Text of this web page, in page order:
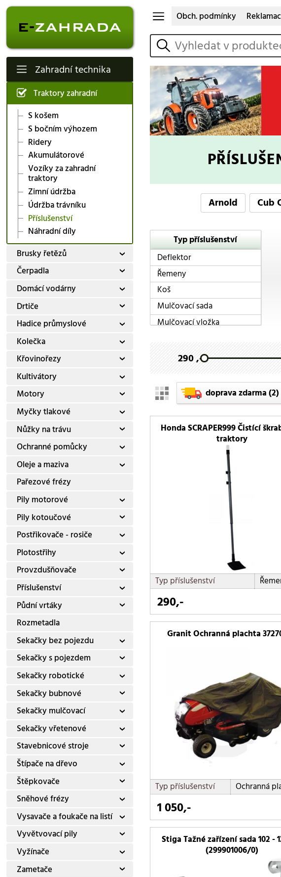
Zahradní technika
Traktory zahradní
S košem
S bočním výhozem
Ridery
Akumulátorové
Vozíky za zahradní
traktory
Zimní údržba
Údržba trávníku
Příslušenství
Náhradní díly
Brusky řetězů
Čerpadla
Domácí vodárny
Drtiče
Hadice průmyslové
Kolečka
Křovinořezy
Kultivátory
Motory
Myčky tlakové
Nůžky na trávu
Ochranné pomůcky
Oleje a maziva
Pařezové frézy
Pily motorové
Pily kotoučové
Postřikovače - rosiče
Plotostřihy
Provzdušňovače
Příslušenství
Půdní vrtáky
Rozmetadla
Sekačky bez pojezdu
Sekačky s pojezdem
Sekačky robotické
Sekačky bubnové
Sekačky mulčovací
Sekačky vřetenové
Stavebnicové stroje
Štípače na dřevo
Štěpkovače
Sněhové frézy
Vysavače a foukače na listí
Vyvětvovací pily
Vyžínače
Zametače
Obch. podmínky
vyhledat
Arnold Cub
Typ příslušenství
Deflektor
Řemeny
Koš
Mulčovací sada
Mulčovací vložka
Nárazník
Ochranná plachta
Tažné zařízení
Zvedák
290 ,-
doprava zdarma(2)
Honda SCRAPER999 Čistící
traktory
Typ příslušenství
290,-
Granit Ochranná plachta
Typ příslušenství Ochranná
1 050,-
Stiga Tažné zařízení sada 102 -
(299901006/0)